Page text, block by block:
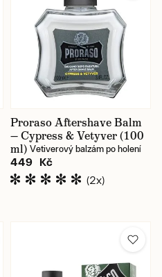
Proraso Aftershave Balm
— Cypress & Vetyver (100
ml) Vetiverový balzám po holení
449 Kč
(2x)